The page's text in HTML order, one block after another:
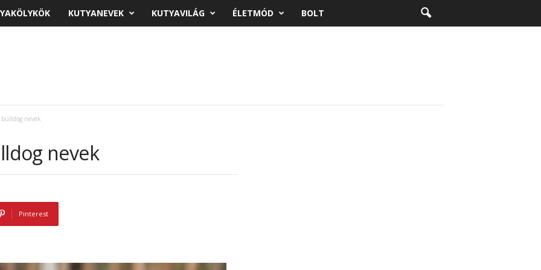
KUTYANEVEK KUTYAVILÁG ÉLETMÓD BOLT
bulldog nevek
nevek
Pinterest